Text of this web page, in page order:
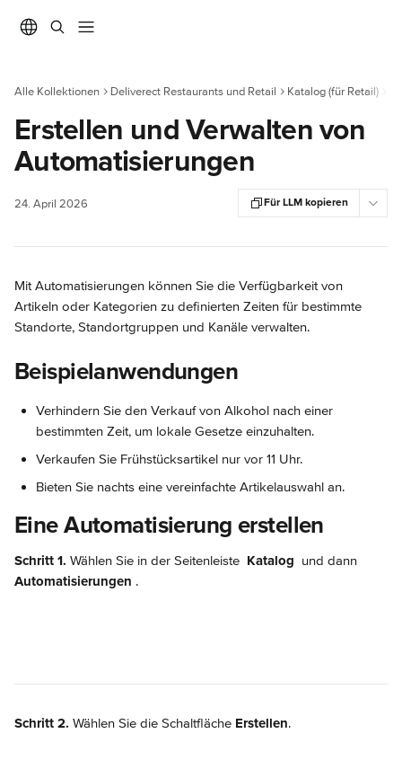
Alle Kollektionen Deliverect Restaurants und Retail Katalog (für Retail)
Erstellen und Verwalten von
Automatisierungen
24. April 2026 Für LLM kopieren
Mit Automatisierungen können Sie die Verfügbarkeit von
Artikeln oder Kategorien zu definierten Zeiten für bestimmte
Standorte, Standortgruppen und Kanäle verwalten.
Beispielanwendungen
Verhindern Sie den Verkauf von Alkohol nach einer
bestimmten Zeit, um lokale Gesetze einzuhalten.
Verkaufen Sie Frühstücksartikel nur vor 11 Uhr.
Bieten Sie nachts eine vereinfachte Artikelauswahl an.
Eine Automatisierung erstellen
Schritt 1. Wählen Sie in der Seitenleiste Katalog und dann
Automatisierungen .
Schritt 2. Wählen Sie die Schaltfläche Erstellen.